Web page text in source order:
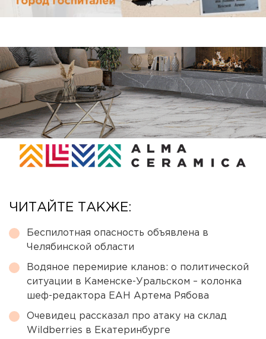
ЧИТАЙТЕ ТАКЖЕ:
Беспилотная опасность объявлена в
Челябинской области
Водяное перемирие кланов: о политической
ситуации в Каменске-Уральском – колонка
шеф-редактора ЕАН Артема Рябова
Очевидец рассказал про атаку на склад
Wildberries в Екатеринбурге